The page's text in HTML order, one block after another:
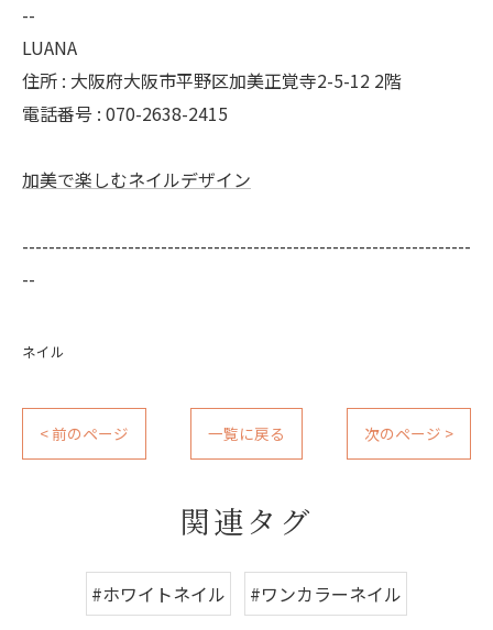
--
LUANA
住所 : 大阪府大阪市平野区加美正覚寺2-5-12 2階
電話番号 : 070-2638-2415
加美で楽しむネイルデザイン
--------------------------------------------------------------------
--
ネイル
< 前のページ 一覧に戻る 次のページ >
関連タグ
#ホワイトネイル #ワンカラーネイル